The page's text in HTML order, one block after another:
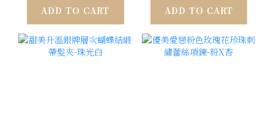
ADD TO CART ADD TO CART